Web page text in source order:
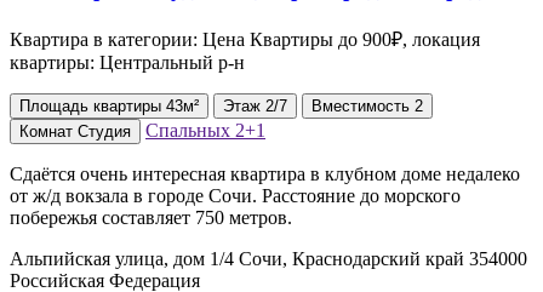
Квартира в категории: Цена Квартиры до 900₽, локация
квартиры: Центральный р-н
Площадь квартиры 43м² Этаж 2/7 Вместимость 2
Комнат Студия Спальных 2+1
Сдаётся очень интересная квартира в клубном доме недалеко
от ж/д вокзала в городе Сочи. Расстояние до морского
побережья составляет 750 метров.
Альпийская улица, дом 1/4 Сочи, Краснодарский край 354000
Российская Федерация